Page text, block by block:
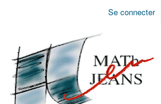
Aller
non
identifié
Se connecter